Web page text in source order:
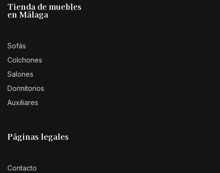
Tienda de muebles
en Málaga
Sofás
Colchones
Salones
Dormitorios
Auxiliares
Páginas legales
Contacto